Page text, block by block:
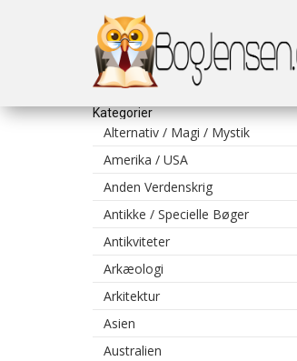
Kategorier
Alternativ / Magi / Mystik
Amerika / USA
Anden Verdenskrig
Antikke / Specielle Bøger
Antikviteter
Arkæologi
Arkitektur
Asien
Australien